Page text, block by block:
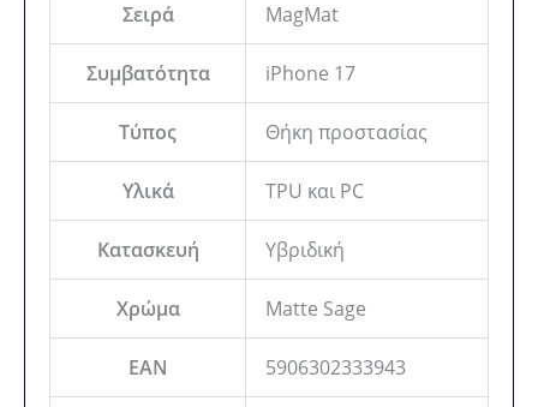
Σειρά MagMat
Συμβατότητα iPhone 17
Τύπος Θήκη προστασίας
Υλικά TPU και PC
Κατασκευή Υβριδική
Χρώμα Matte Sage
EAN 5906302333943